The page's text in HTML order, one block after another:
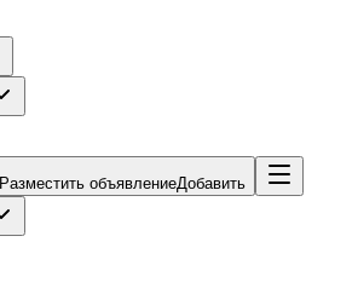
Разместить объявлениеДобавить